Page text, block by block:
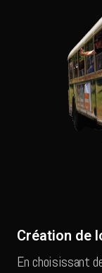
Création de
En choisissant